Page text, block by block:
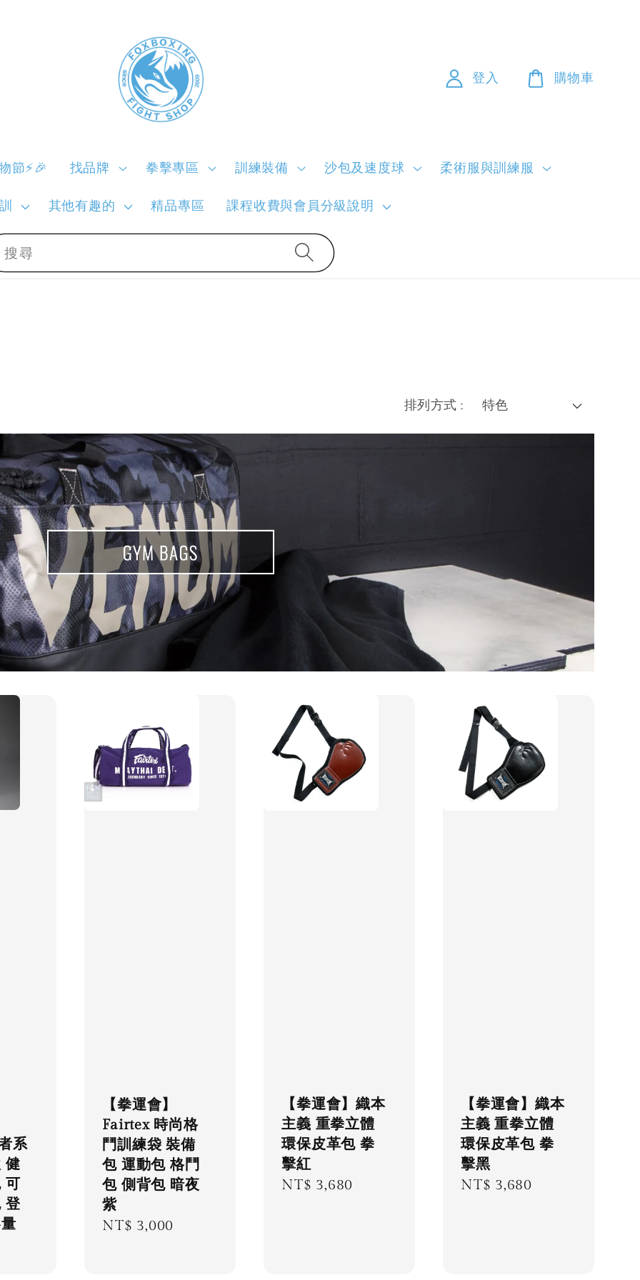
搜尋
節⚡🎉 找品牌 拳擊專區 訓練裝備 沙包及速度球 柔術服與訓練服
其他有趣的 精品專區 課程收費與會員分級說明
登入 購物車
排列方式 :
系
健
可
登
【拳運會】
Fairtex 時尚格
鬥訓練袋 裝備
包 運動包 格鬥
包 側背包 暗夜
紫
Regular
NT$ 3,000
【拳運會】織本
主義 重拳立體
環保皮革包 拳
擊紅
Regular
NT$ 3,680
【拳運會】織本
主義 重拳立體
環保皮革包 拳
擊黑
Regular
NT$ 3,680